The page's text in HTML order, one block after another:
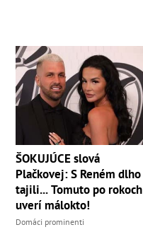
ŠOKUJÚCE slová
Plačkovej: S Reném dlho
tajili... Tomuto po rokoch
uverí málokto!
Domáci prominenti